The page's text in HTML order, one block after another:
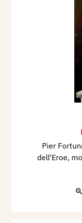
Pier
dell'Eroe,